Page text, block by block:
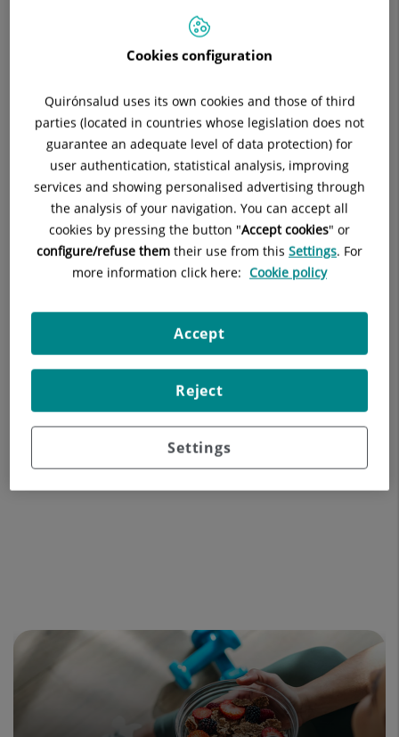
MEDICINA FÍSICA Y REHABILITACIÓN
Pide cita con este profesional en otros hospitales:
Hospital de Día Quirónsalud Huesca
C/ Pedro Sopena nº 12
22003 Huesca Huesca
974 238 188
Datos del profesional
Experiencia profesional
Cookies configuration
Quirónsalud uses its own cookies and those of third
parties (located in countries whose legislation does not
guarantee an adequate level of data protection) for
user authentication, statistical analysis, improving
services and showing personalised advertising through
the analysis of your navigation. You can accept all
cookies by pressing the button "Accept cookies" or
configure/refuse them their use from this Settings. For
more information click here: Cookie policy
Settings
Reject
Accept